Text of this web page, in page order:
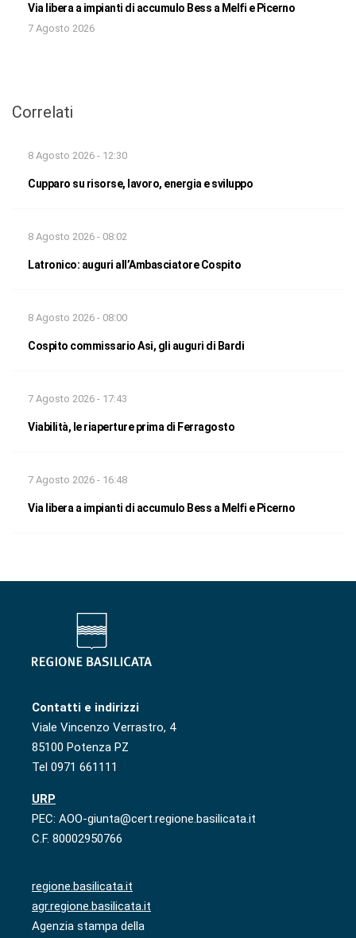
Via libera a impianti di accumulo Bess a Melfi e Picerno
7 Agosto 2026
Correlati
8 Agosto 2026 - 12:30
Cupparo su risorse, lavoro, energia e sviluppo
8 Agosto 2026 - 08:02
Latronico: auguri all’Ambasciatore Cospito
8 Agosto 2026 - 08:00
Cospito commissario Asi, gli auguri di Bardi
7 Agosto 2026 - 17:43
Viabilità, le riaperture prima di Ferragosto
7 Agosto 2026 - 16:48
Via libera a impianti di accumulo Bess a Melfi e Picerno
Contatti e indirizzi
Viale Vincenzo Verrastro, 4
85100 Potenza PZ
Tel 0971 661111
URP
PEC: AOO-giunta@cert.regione.basilicata.it
C.F. 80002950766
regione.basilicata.it
agr.regione.basilicata.it
Agenzia stampa della